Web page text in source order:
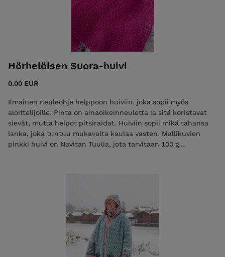
Hörhelöisen Suora-huivi
0.00 EUR
Ilmainen neuleohje helppoon huiviin, joka sopii myös
aloittelijoille. Pinta on ainaoikeinneuletta ja sitä koristavat
sievät, mutta helpot pitsiraidat. Huiviin sopii mikä tahansa
lanka, joka tuntuu mukavalta kaulaa vasten. Mallikuvien
pinkki huivi on Novitan Tuulia, jota tarvitaan 100 g.